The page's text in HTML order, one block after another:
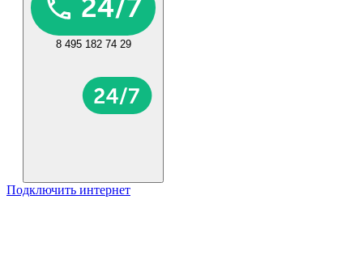
8 495 182 74 29
Подключить интернет